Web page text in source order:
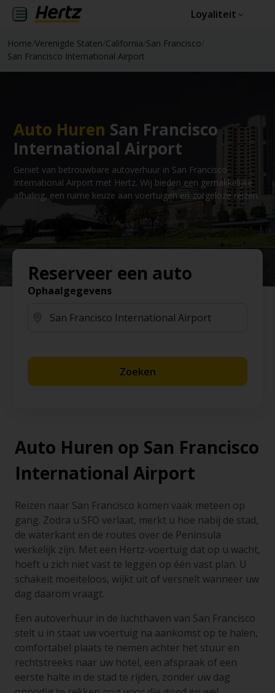
Loyaliteit
Home Verenigde Staten California San Francisco
San Francisco International Airport
Auto Huren San Francisco
International Airport
Geniet van betrouwbare autoverhuur in San Francisco
International Airport met Hertz. Wij bieden een gemakkelijke
afhaling, een ruime keuze aan voertuigen en zorgeloze reizen.
Reserveer een auto
Ophaalgegevens
Zoeken
Auto Huren op San Francisco
International Airport
Reizen naar San Francisco komen vaak meteen op
gang. Zodra u SFO verlaat, merkt u hoe nabij de stad,
de waterkant en de routes over de Peninsula
werkelijk zijn. Met een Hertz-voertuig dat op u wacht,
hoeft u zich niet vast te leggen op één vast plan. U
schakelt moeiteloos, wijkt uit of versnelt wanneer uw
dag daarom vraagt.
Een autoverhuur in de luchthaven van San Francisco
stelt u in staat uw voertuig na aankomst op te halen,
comfortabel plaats te nemen achter het stuur en
rechtstreeks naar uw hotel, een afspraak of een
eerste halte in de stad te rijden, zonder uw dag